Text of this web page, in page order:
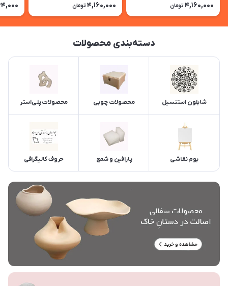
4,160,000 تومان 4,160,000 تومان
دسته‌بندی محصولات
شابلون استنسیل محصولات چوبی محصولات پلی‌استر
بوم نقاشی پارافین و شمع حروف کالیگرافی